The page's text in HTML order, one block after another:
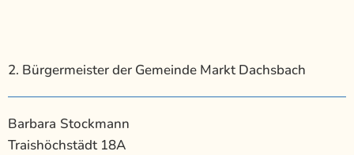
2. Bürgermeister der Gemeinde Markt Dachsbach
Barbara Stockmann
Traishöchstädt 18A